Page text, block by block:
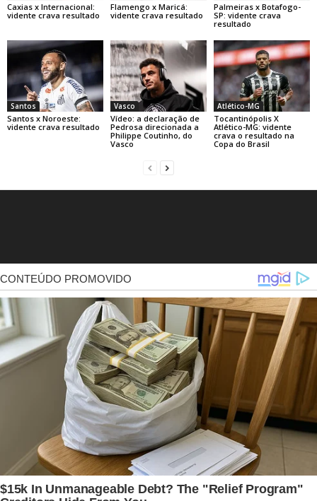
Caxias x Internacional:
vidente crava resultado
Flamengo x Maricá:
vidente crava resultado
Palmeiras x Botafogo-
SP: vidente crava
resultado
Santos
Santos x Noroeste:
vidente crava resultado
Vasco
Vídeo: a declaração de
Pedrosa direcionada a
Philippe Coutinho, do
Vasco
Atlético-MG
Tocantinópolis X
Atlético-MG: vidente
crava o resultado na
Copa do Brasil